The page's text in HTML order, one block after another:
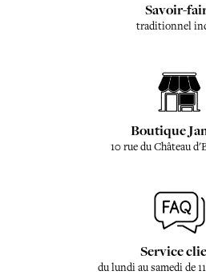
Savoir-
traditionnel
Boutique
10 rue du Château
Service
du lundi au samedi de